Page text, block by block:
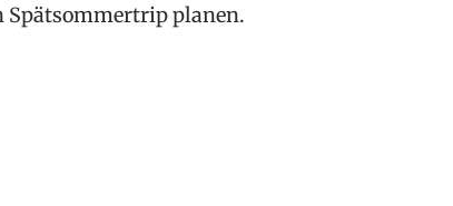
Spätsommertrip planen.